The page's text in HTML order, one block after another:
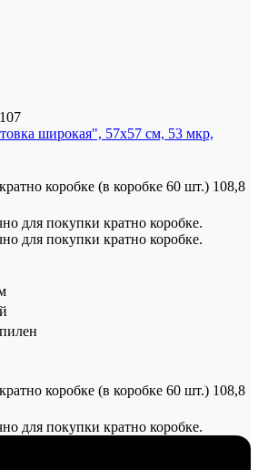
широкая", 57x57 см, 53 мкр,
коробке (в коробке 60 шт.) 108,8
для покупки кратно коробке.
для покупки кратно коробке.
коробке (в коробке 60 шт.) 108,8
для покупки кратно коробке.